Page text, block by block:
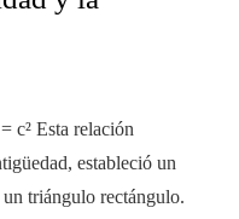
c² Esta relación
estableció un
triángulo rectángulo.